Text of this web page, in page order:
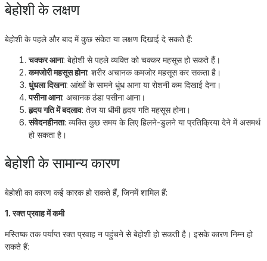
बेहोशी के लक्षण
बेहोशी के पहले और बाद में कुछ संकेत या लक्षण दिखाई दे सकते हैं:
चक्कर आना: बेहोशी से पहले व्यक्ति को चक्कर महसूस हो सकते हैं।
कमजोरी महसूस होना: शरीर अचानक कमजोर महसूस कर सकता है।
धुंधला दिखना: आंखों के सामने धुंध आना या रोशनी कम दिखाई देना।
पसीना आना: अचानक ठंडा पसीना आना।
हृदय गति में बदलाव: तेज या धीमी हृदय गति महसूस होना।
संवेदनहीनता: व्यक्ति कुछ समय के लिए हिलने-डुलने या प्रतिक्रिया देने में असमर्थ
हो सकता है।
बेहोशी के सामान्य कारण
बेहोशी का कारण कई कारक हो सकते हैं, जिनमें शामिल हैं:
1. रक्त प्रवाह में कमी
मस्तिष्क तक पर्याप्त रक्त प्रवाह न पहुंचने से बेहोशी हो सकती है। इसके कारण निम्न हो
सकते हैं: